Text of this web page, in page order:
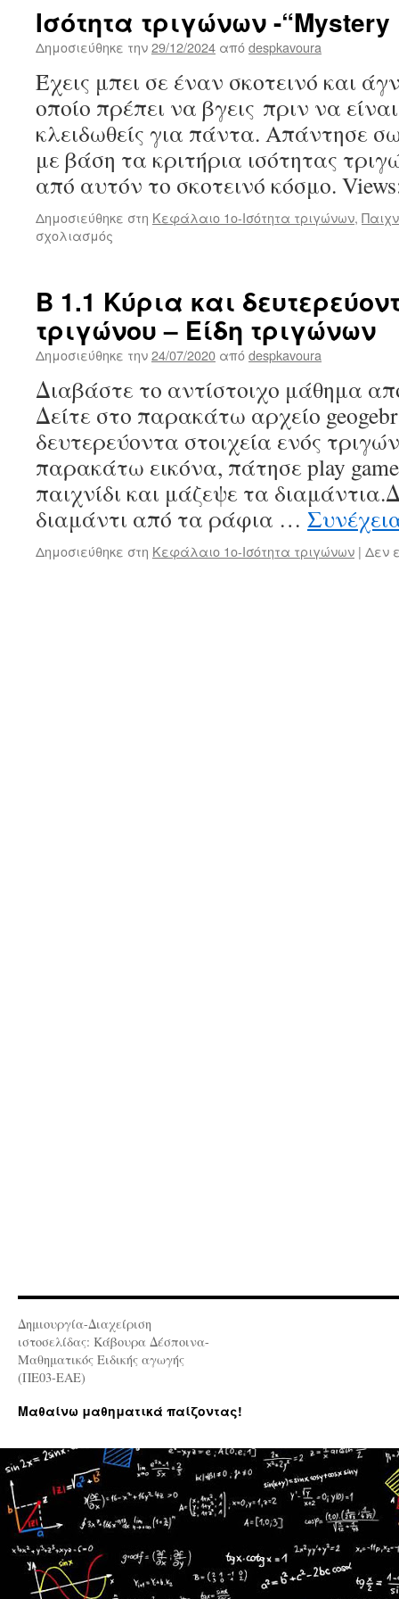
Ισότητα τριγώνων -“Mystery
Δημοσιεύθηκε την29/12/2024 απόdespkavoura
Έχεις μπει σε έναν σκοτεινό και
οποίο πρέπει να βγεις πριν να
κλειδωθείς για πάντα. Απάντησε
με βάση τα κριτήρια ισότητας
από αυτόν το σκοτεινό κόσμο.
Δημοσιεύθηκε στη Κεφάλαιο 1ο-Ισότητα τριγώνων,
σχολιασμός
Breakout”
B 1.1 Κύρια και
τριγώνου – Είδη τριγώνων
Δημοσιεύθηκε την24/07/2020 απόdespkavoura
Διαβάστε το αντίστοιχο μάθημα
Δείτε στο παρακάτω αρχείο
δευτερεύοντα στοιχεία ενός
παρακάτω εικόνα, πάτησε play
παιχνίδι και μάζεψε τα
διαμάντι από τα ράφια …
Δημοσιεύθηκε στη Κεφάλαιο 1ο-Ισότητα τριγώνων | Δεν
Δημιουργία-Διαχείριση
ιστοσελίδας: Κάβουρα Δέσποινα-
Μαθηματικός Ειδικής αγωγής
(ΠΕ03-ΕΑΕ)
Μαθαίνω μαθηματικά παίζοντας!